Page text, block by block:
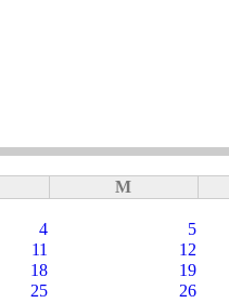
M
4
5
11
12
18
19
25
26